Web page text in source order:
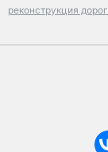
реконструкция дорог